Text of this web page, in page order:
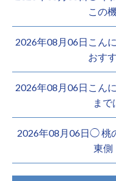
この
2026年08月06日こん
おす
2026年08月06日こん
ま
2026年08月06日◯ 桃
東側